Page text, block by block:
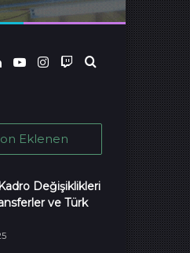
LinkedInYouTube
Instagram
Twitch
Eklenen
Değişiklikleri
ve Türk